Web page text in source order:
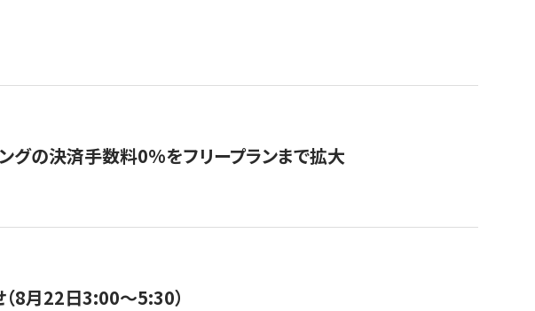
グの決済手数料0%をフリープランまで拡大
8月22日3:00〜5:30）